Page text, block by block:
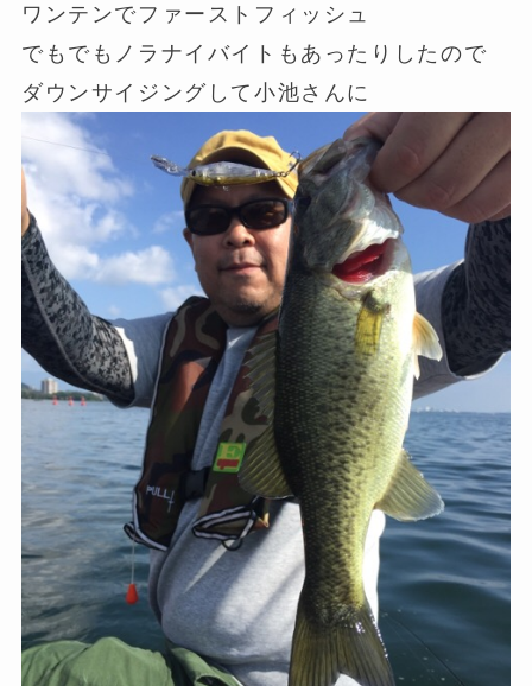
ワンテンでファーストフィッシュ
でもでもノラナイバイトもあったりしたので
ダウンサイジングして小池さんに